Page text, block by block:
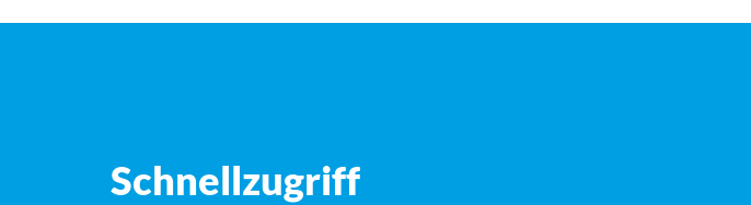
Schnellzugriff